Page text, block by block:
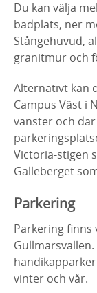
Du kan välja
badplats, ner
Stångehuvud,
granitmur och
Alternativt kan
Campus Väst i
vänster och
Victoria-stigen
Galleberget
Parkering
Parkering finns
vinter och vår.